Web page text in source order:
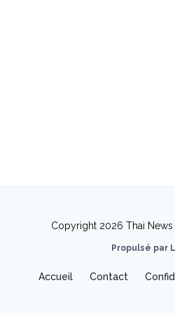
Copyright 2026 Thai News
Propulsé par
Accueil Contact